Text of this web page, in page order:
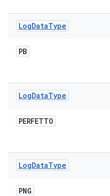
LogDataType
PB
LogDataType
PERFETTO
LogDataType
PNG